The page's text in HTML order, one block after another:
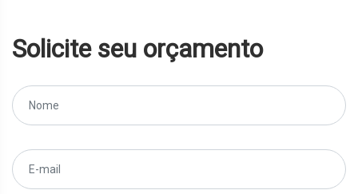
Solicite seu orçamento